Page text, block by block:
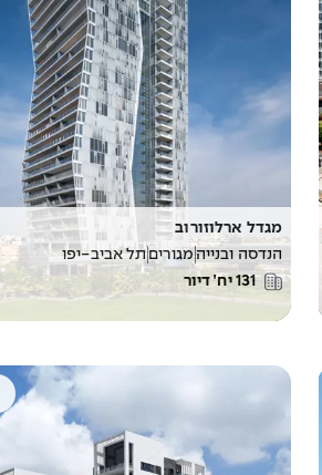
מגדל ארלוזורוב
הנדסה ובנייה מגורים תל אביב-יפו
131 יח׳ דיור